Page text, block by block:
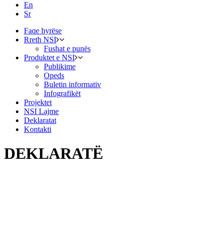
En
Sr
Faqe hyrëse
Rreth NSI
Fushat e punës
Produktet e NSI
Publikime
Opeds
Buletin informativ
Infografikët
Projektet
NSI Lajme
Deklaratat
Kontakti
DEKLARATË